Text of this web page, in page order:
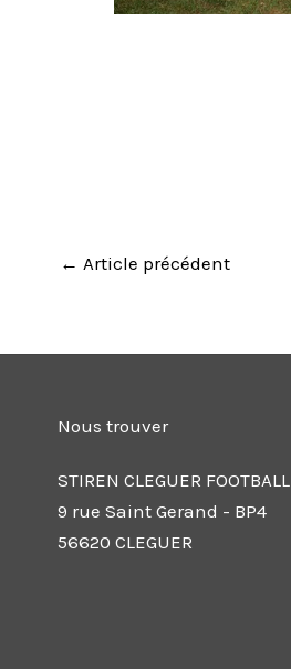
← Article précédent
Nous trouver
STIREN CLEGUER FOOTBALL
9 rue Saint Gerand - BP4
56620 CLEGUER